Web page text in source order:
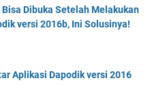
Dibuka Setelah Melakukan
versi 2016b, Ini Solusinya!
Aplikasi Dapodik versi 2016